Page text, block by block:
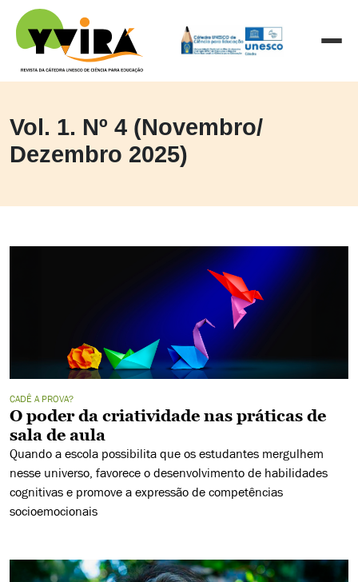
Vol. 1. Nº 4 (Novembro/
Dezembro 2025)
CADÊ A PROVA?
O poder da criatividade nas práticas de
sala de aula
Quando a escola possibilita que os estudantes mergulhem
nesse universo, favorece o desenvolvimento de habilidades
cognitivas e promove a expressão de competências
socioemocionais